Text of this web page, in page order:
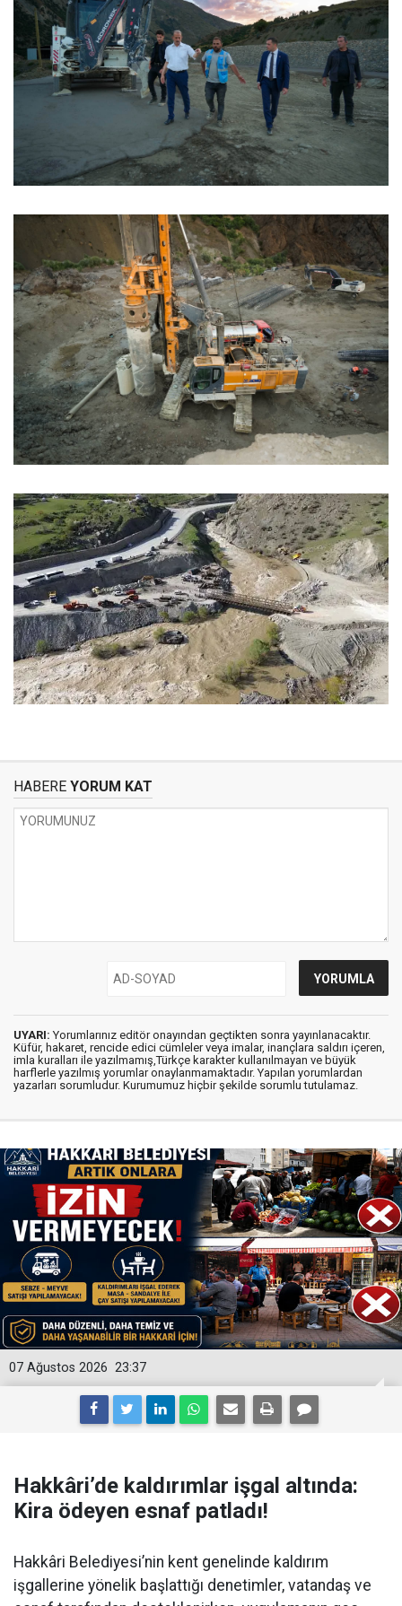
HABERE YORUM KAT
UYARI: Yorumlarınız editör onayından geçtikten sonra yayınlanacaktır.
Küfür, hakaret, rencide edici cümleler veya imalar, inançlara saldırı içeren,
imla kuralları ile yazılmamış,Türkçe karakter kullanılmayan ve büyük
harflerle yazılmış yorumlar onaylanmamaktadır. Yapılan yorumlardan
yazarları sorumludur. Kurumumuz hiçbir şekilde sorumlu tutulamaz.
23:37
07 Ağustos 2026
Hakkâri’de kaldırımlar işgal altında:
Kira ödeyen esnaf patladı!
Hakkâri Belediyesi’nin kent genelinde kaldırım
işgallerine yönelik başlattığı denetimler, vatandaş ve